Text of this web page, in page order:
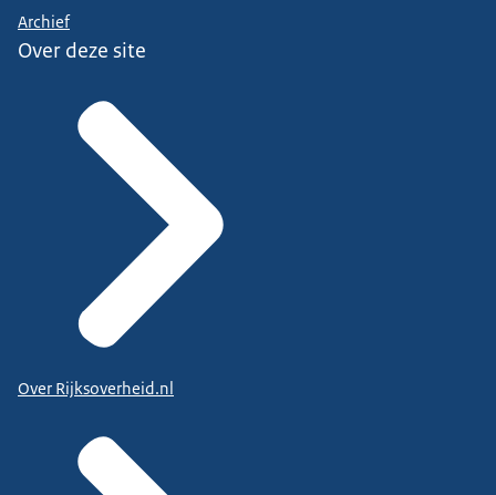
Archief
Over deze site
Over Rijksoverheid.nl